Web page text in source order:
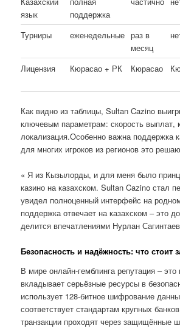
язык
поддержка
Турниры еженедельные раз в
месяц
Лицензия
Кюрасао + РК Кюрасао
Как видно из таблицы, Sultan Cazino
ключевым параметрам: скорость выплат,
локализация.Особенно важна поддержка
для многих игроков из регионов это
« Я из Кызылорды, и для меня было
казино на казахском. Sultan Cazino стал
увидел полноценный интерфейс на
поддержка отвечает на казахском – это
делится впечатлениями Нурлан
Безопасность и надёжность: что стоит
В мире онлайн-гемблинга репутация –
вкладывает серьёзные ресурсы в
использует 128-битное шифрование
соответствует стандартам крупных
транзакции проходят через защищённые